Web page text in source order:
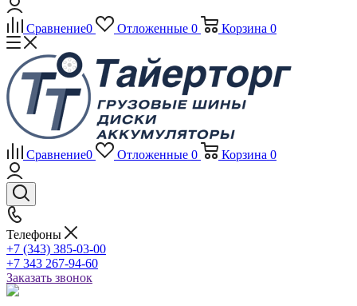
Сравнение0 Отложенные 0 Корзина 0
Сравнение0 Отложенные 0 Корзина 0
Телефоны
+7 (343) 385-03-00
+7 343 267-94-60
Заказать звонок